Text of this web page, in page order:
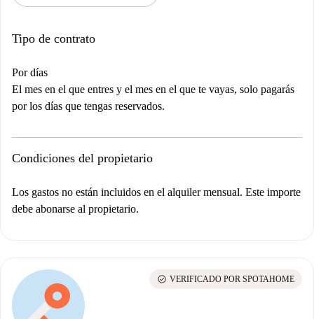
Tipo de contrato
Por días
El mes en el que entres y el mes en el que te vayas, solo pagarás
por los días que tengas reservados.
Condiciones del propietario
Los gastos no están incluidos en el alquiler mensual. Este importe
debe abonarse al propietario.
check_circle VERIFICADO POR SPOTAHOME